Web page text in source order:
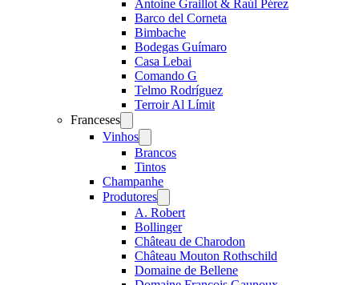
Antoine Graillot & Raúl Pérez
Barco del Corneta
Bimbache
Bodegas Guímaro
Casa Lebai
Comando G
Telmo Rodríguez
Terroir Al Límit
Franceses
menu
Vinhos
menu
Brancos
Tintos
Champanhe
Produtores
menu
A. Robert
Bollinger
Château de Charodon
Château Mouton Rothschild
Domaine de Bellene